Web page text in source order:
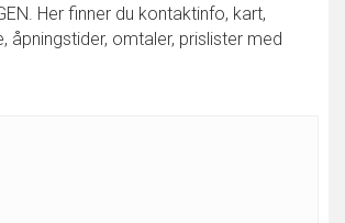
Her finner du kontaktinfo, kart,
åpningstider, omtaler, prislister med